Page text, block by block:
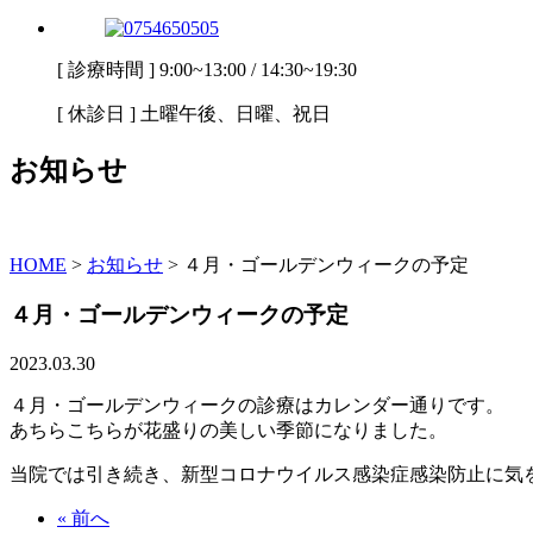
[ 診療時間 ] 9:00~13:00 / 14:30~19:30
[ 休診日 ] 土曜午後、日曜、祝日
お知らせ
HOME > お知らせ > ４月・ゴールデンウィークの予定
４月・ゴールデンウィークの予定
2023.03.30
４月・ゴールデンウィークの診療はカレンダー通りです。
あちらこちらが花盛りの美しい季節になりました。
当院では引き続き、新型コロナウイルス感染症感染防止に気
« 前へ